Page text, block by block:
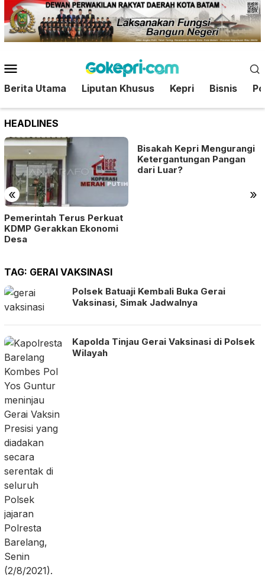
Loncat
ke
konten
Mobile
Berita Utama Liputan Khusus Kepri Bisnis
HEADLINES
« »
Pemerintah Terus Perkuat
KDMP Gerakkan Ekonomi
Desa
Bisakah Kepri Mengurangi
Ketergantungan Pangan
dari Luar?
TAG: GERAI VAKSINASI
Polsek Batuaji Kembali Buka Gerai
Vaksinasi, Simak Jadwalnya
Kapolda Tinjau Gerai Vaksinasi di Polsek
Wilayah